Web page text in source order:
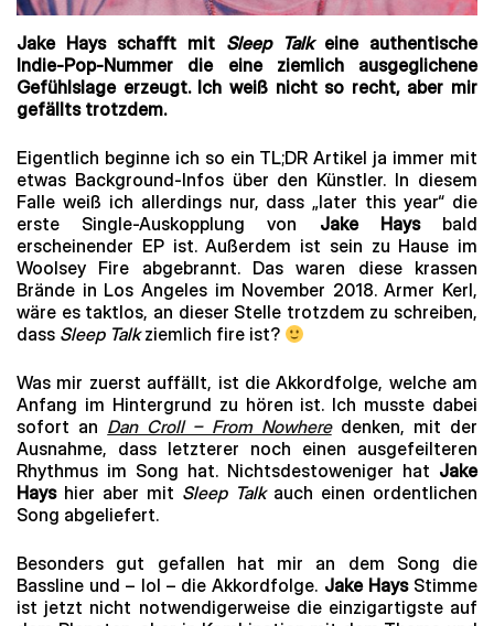
Jake Hays schafft mit Sleep Talkeine authentische
Indie-Pop-Nummer die eine ziemlich ausgeglichene
Gefühlslage erzeugt. Ich weiß nicht so recht, aber mir
gefällts trotzdem.
Eigentlich beginne ich so ein TL;DR Artikel ja immer mit
etwas Background-Infos über den Künstler. In diesem
Falle weiß ich allerdings nur, dass „later this year“ die
erste Single-Auskopplung von Jake Haysbald
erscheinender EP ist. Außerdem ist sein zu Hause im
Woolsey Fire abgebrannt. Das waren diese krassen
Brände in Los Angeles im November 2018. Armer Kerl,
wäre es taktlos, an dieser Stelle trotzdem zu schreiben,
dass Sleep Talkziemlich fire ist?
Was mir zuerst auffällt, ist die Akkordfolge, welche am
Anfang im Hintergrund zu hören ist. Ich musste dabei
sofort an Dan Croll – From Nowheredenken, mit der
Ausnahme, dass letzterer noch einen ausgefeilteren
Rhythmus im Song hat. Nichtsdestoweniger hat Jake
Hayshier aber mit Sleep Talkauch einen ordentlichen
Song abgeliefert.
Besonders gut gefallen hat mir an dem Song die
Bassline und – lol – die Akkordfolge. Jake HaysStimme
ist jetzt nicht notwendigerweise die einzigartigste auf